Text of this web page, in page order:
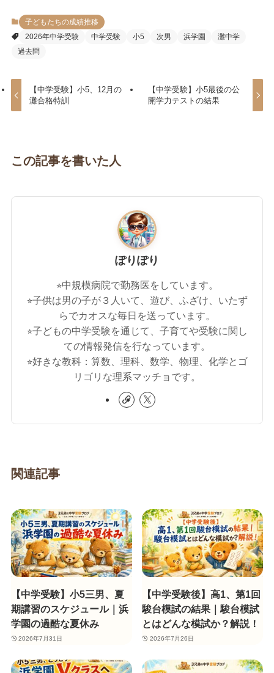
子どもたちの成績推移
2026年中学受験
中学受験 小5 次男 浜学園
灘中学
過去問
【中学受験】小5、12月の
灘合格特訓
【中学受験】小5最後の公
開学力テストの結果
この記事を書いた人
ぽりぽり
⭐︎中規模病院で勤務医をしています。
⭐︎子供は男の子が３人いて、遊び、ふざけ、いたず
らでカオスな毎日を送っています。
⭐︎子どもの中学受験を通じて、子育てや受験に関し
ての情報発信を行なっています。
⭐︎好きな教科：算数、理科、数学、物理、化学とゴ
リゴリな理系マッチョです。
関連記事
【中学受験】小5三男、夏
期講習のスケジュール｜浜
学園の過酷な夏休み
2026年7月31日
【中学受験後】高1、第1回
駿台模試の結果｜駿台模試
とはどんな模試か？解説！
2026年7月26日